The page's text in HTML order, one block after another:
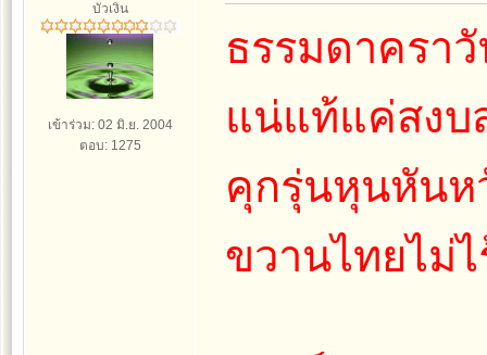
บัวเงิน
เข้าร่วม: 02 มิ.ย. 2004
ตอบ: 1275
ธรรมดาครา
แน่แท้แค่สงบ
คุกรุ่นหุนหันห
ขวานไทยไม่ไ